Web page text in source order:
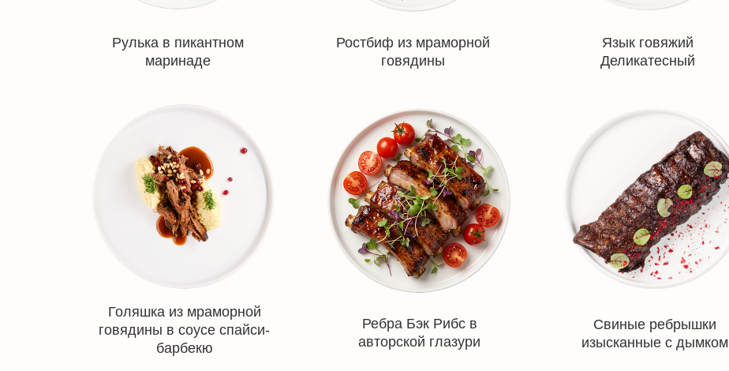
Язык говяжий
Деликатесный
Ростбиф из мраморной
говядины
Рулька в пикантном
маринаде
Ребра Бэк Рибс в
авторской глазури
Свиные ребрышки
изысканные с дымком
Голяшка из мраморной
говядины в соусе спайси-
барбекю